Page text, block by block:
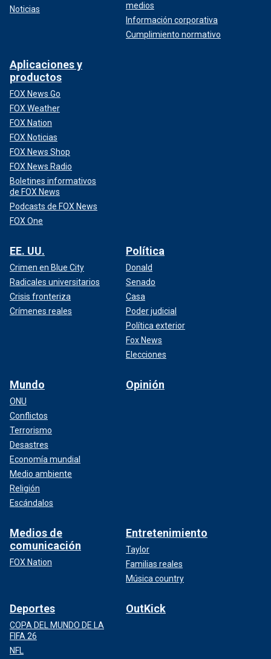
Noticias
medios
Información corporativa
Cumplimiento normativo
Aplicaciones y
productos
FOX News Go
FOX Weather
FOX Nation
FOX Noticias
FOX News Shop
FOX News Radio
Boletines informativos
de FOX News
Podcasts de FOX News
FOX One
EE. UU.
Crimen en Blue City
Radicales universitarios
Crisis fronteriza
Crímenes reales
Política
Donald
Senado
Casa
Poder judicial
Política exterior
Fox News
Elecciones
Mundo
ONU
Conflictos
Terrorismo
Desastres
Economía mundial
Medio ambiente
Religión
Escándalos
Opinión
Medios de
comunicación
FOX Nation
Entretenimiento
Taylor
Familias reales
Música country
Deportes
COPA DEL MUNDO DE LA
FIFA 26
NFL
OutKick